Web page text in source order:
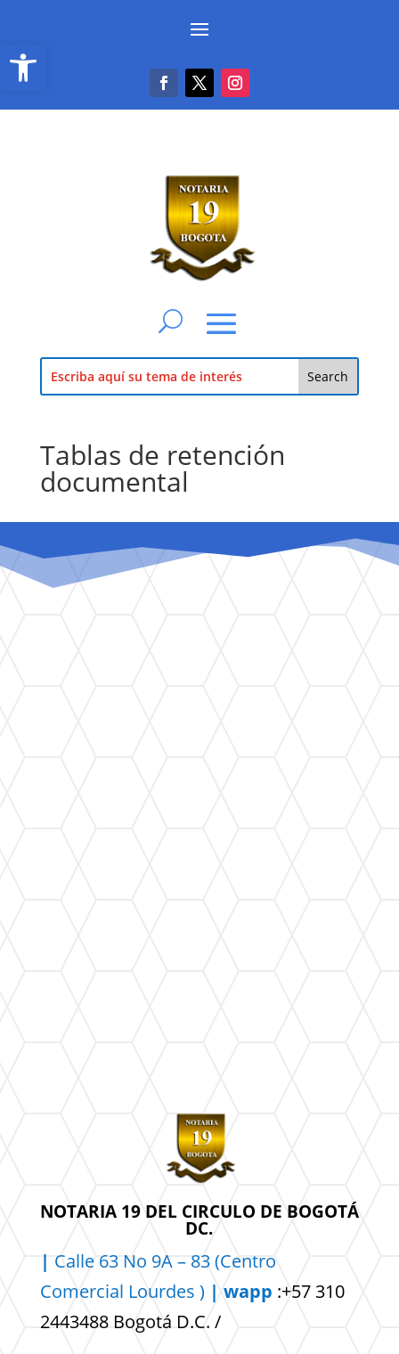
Abrir barra de herramientas
Tablas de retención
documental
NOTARIA 19 DEL CIRCULO DE BOGOTÁ
DC.
| Calle 63 No 9A – 83 (Centro
Comercial Lourdes ) | wapp :+57 310
2443488 Bogotá D.C. /